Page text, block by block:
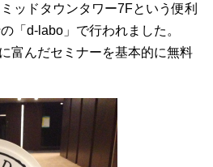
ッドタウンタワー7Fという便利
「d-labo」で行われました。
富んだセミナーを基本的に無料